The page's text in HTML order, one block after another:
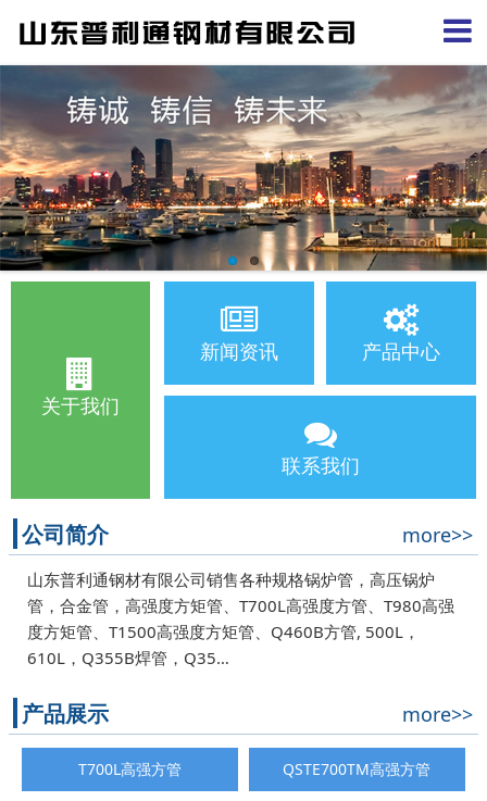
关于我们
新闻资讯 产品中心
联系我们
公司简介 more>>
山东普利通钢材有限公司销售各种规格锅炉管，高压锅炉
管，合金管，高强度方矩管、T700L高强度方管、T980高强
度方矩管、T1500高强度方矩管、Q460B方管, 500L，
610L，Q355B焊管，Q35…
产品展示 more>>
T700L高强方管 QSTE700TM高强方管